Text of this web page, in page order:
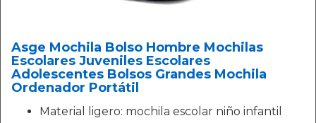
Asge Mochila Bolso Hombre Mochilas
Escolares Juveniles Escolares
Adolescentes Bolsos Grandes Mochila
Ordenador Portátil
Material ligero: mochila escolar niño infantil